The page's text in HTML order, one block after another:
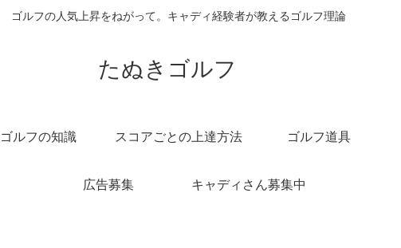
ゴルフの人気上昇をねがって。キャディ経験者が教えるゴルフ理論
たぬきゴルフ
ゴルフの知識 スコアごとの上達方法 ゴルフ道具
広告募集 キャディさん募集中